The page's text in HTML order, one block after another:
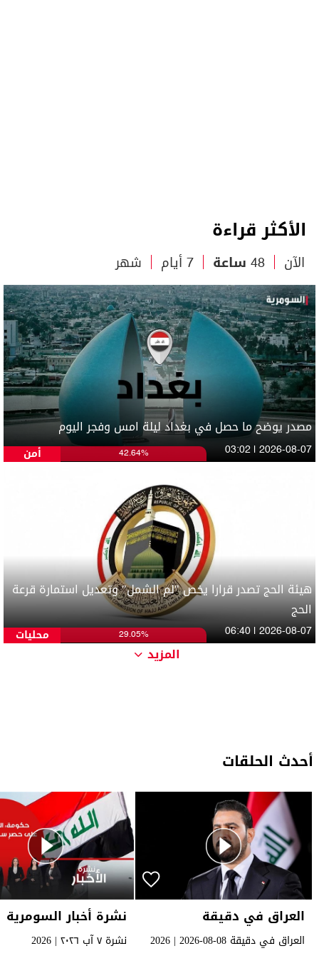
الأكثر قراءة
الآن 48 ساعة 7 أيام شهر
مصدر يوضح ما حصل في بغداد ليلة امس وفجر اليوم
أمن 42.64% 03:02 | 2026-08-07
هيئة الحج تصدر قرارا يخص "لم الشمل" وتعديل استمارة قرعة
الحج
محليات 29.05% 06:40 | 2026-08-07
المزيد
أحدث الحلقات
العراق في دقيقة
العراق في دقيقة 08-08-2026 | 2026
نشرة أخبار السومرية
نشرة ٧ آب ٢٠٢٦ | 2026